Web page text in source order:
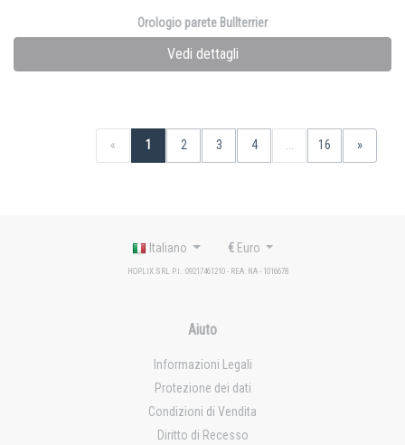
Orologio parete Bullterrier
Vedi dettagli
« 1 2 3 4 ... 16 »
Italiano €Euro
HOPLIX SRL P.I.: 09217461210 - REA: NA - 1016678
Aiuto
Informazioni Legali
Protezione dei dati
Condizioni di Vendita
Diritto di Recesso